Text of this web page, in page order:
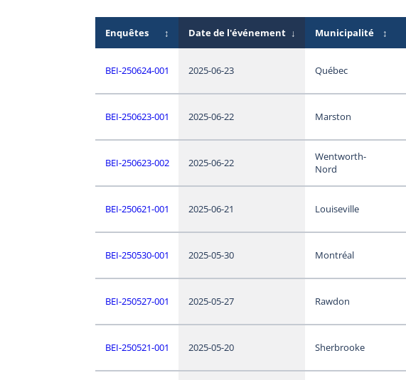
Enquêtes ↕ Date de l'événement ↓ Municipalité ↕
BEI-250624-001 2025-06-23 Québec
BEI-250623-001 2025-06-22 Marston
BEI-250623-002 2025-06-22
Wentworth-
Nord
BEI-250621-001 2025-06-21 Louiseville
BEI-250530-001 2025-05-30 Montréal
BEI-250527-001 2025-05-27 Rawdon
BEI-250521-001 2025-05-20 Sherbrooke